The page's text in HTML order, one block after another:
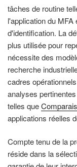
tâches de routine
l'application du
d'identification. La
plus utilisée pour
nécessite des
recherche
cadres
analyses
telles que
applications réelles
Compte tenu de la
réside dans la